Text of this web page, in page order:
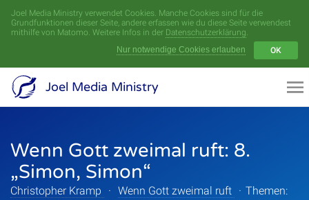
Joel Media Ministry verwendet Cookies. Manche Cookies sind für die
Grundfunktionen dieser Seite, andere erfassen wie du diese Seite verwendest
mithilfe von Matomo. Weitere Infos in der Datenschutzerklärung.
Nur notwendige Cookies erlauben
OK
Joel Media Ministry
Wenn Gott zweimal ruft: 8.
„Simon, Simon“
Christopher Kramp · Wenn Gott zweimal ruft · Themen:
Menü
Videoarchiv
Serien